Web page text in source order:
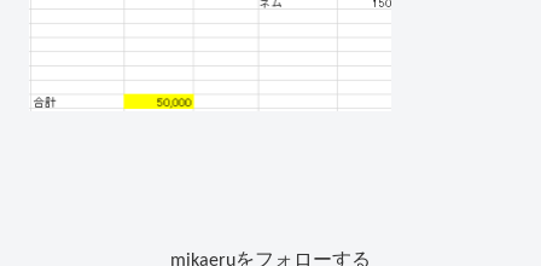
mikaeruをフォローする